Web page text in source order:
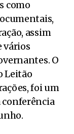
como
assim
vários
O
Leitão
foi um